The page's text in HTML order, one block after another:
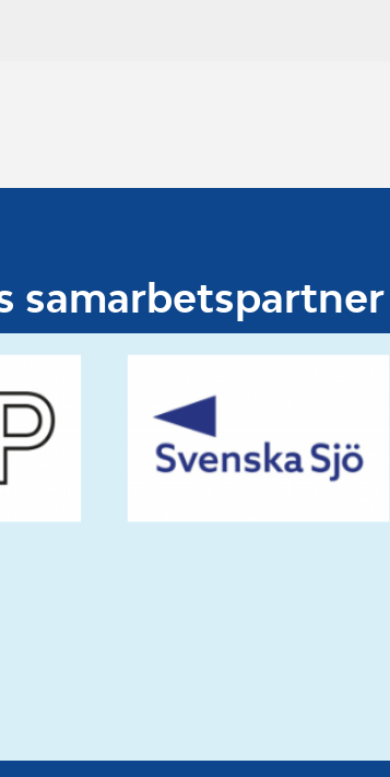
samarbetspartner